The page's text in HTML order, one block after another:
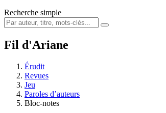
Recherche simple
Fil d'Ariane
Érudit
Revues
Jeu
Paroles d’auteurs
Bloc-notes